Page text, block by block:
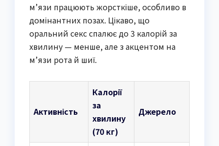
м’язи працюють жорсткіше, особливо в
домінантних позах. Цікаво, що
оральний секс спалює до 3 калорій за
хвилину — менше, але з акцентом на
м’язи рота й шиї.
Активність
Калорії
за
хвилину
(70 кг)
Джерело